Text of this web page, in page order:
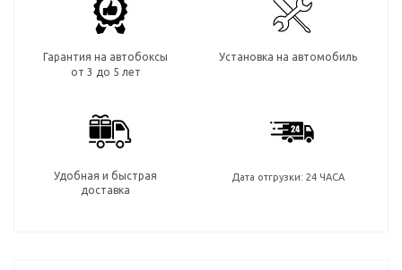
Гарантия на автобоксы
от 3 до 5 лет
Установка на автомобиль
Удобная и быстрая
доставка
Дата отгрузки: 24 ЧАСА